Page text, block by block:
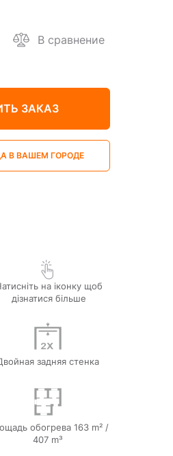
В сравнение
ЗАКАЗ
В ВАШЕМ ГОРОДЕ
на іконку щоб
дізнатися більше
задняя стенка
обогрева 163 m² /
407 m³